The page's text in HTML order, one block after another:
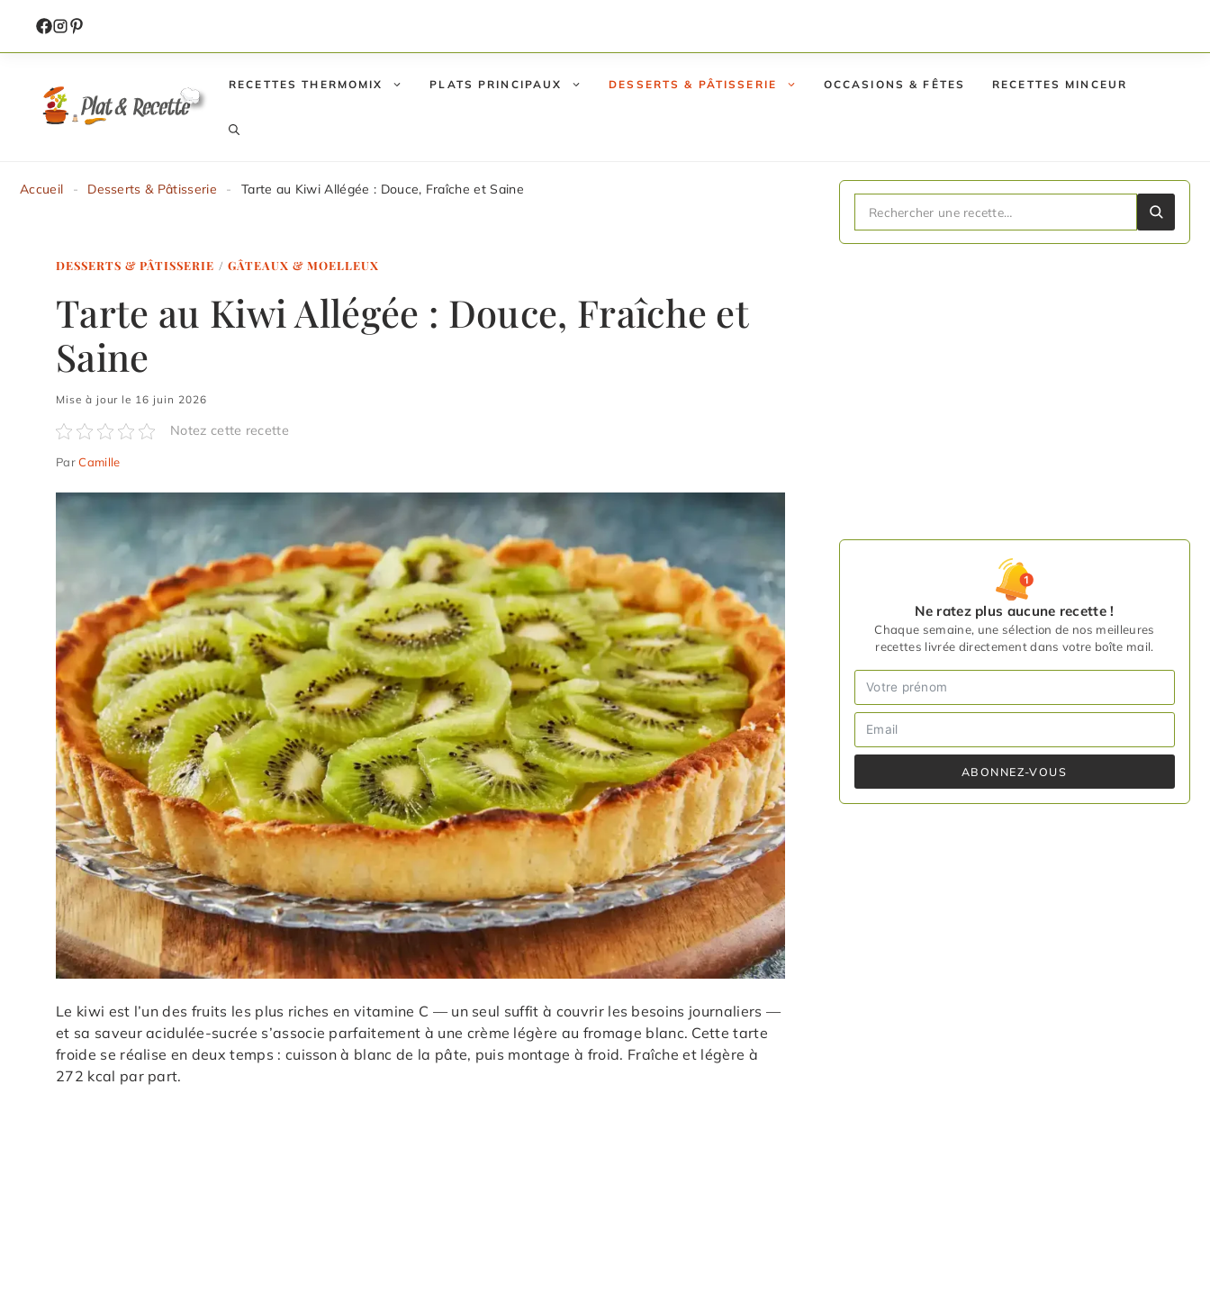
contenu
RECETTES THERMOMIX PLATS PRINCIPAUX DESSERTS & PÂTISSERIE OCCASIONS & FÊTES RECETTES MINCEUR
Accueil - Desserts & Pâtisserie - Tarte au Kiwi Allégée : Douce, Fraîche et Saine
DESSERTS & PÂTISSERIE / GÂTEAUX & MOELLEUX
Tarte au Kiwi Allégée : Douce, Fraîche et
Saine
Mise à jour le 16 juin 2026
Notez cette recette
ParCamille
Le kiwi est l’un des fruits les plus riches en vitamine C — un seul suffit à couvrir les besoins journaliers —
et sa saveur acidulée-sucrée s’associe parfaitement à une crème légère au fromage blanc. Cette tarte
froide se réalise en deux temps : cuisson à blanc de la pâte, puis montage à froid. Fraîche et légère à
272 kcal par part.
Ne ratez plus aucune recette !
Chaque semaine, une sélection de nos meilleures
recettes livrée directement dans votre boîte mail.
ABONNEZ-VOUS